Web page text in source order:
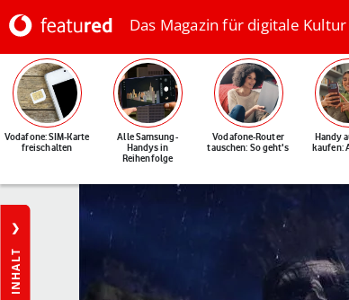
Das Magazin für digitale Kultur
Vodafone: SIM-Karte
freischalten
Alle Samsung-
Handys in
Reihenfolge
Vodafone-Router
tauschen: So geht's
Handy
kaufen:
INHALT